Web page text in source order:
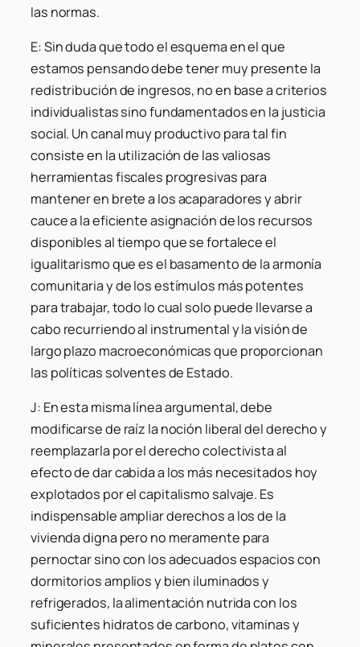
las normas.
E: Sin duda que todo el esquema en el que
estamos pensando debe tener muy presente la
redistribución de ingresos, no en base a criterios
individualistas sino fundamentados en la justicia
social. Un canal muy productivo para tal fin
consiste en la utilización de las valiosas
herramientas fiscales progresivas para
mantener en brete a los acaparadores y abrir
cauce a la eficiente asignación de los recursos
disponibles al tiempo que se fortalece el
igualitarismo que es el basamento de la armonía
comunitaria y de los estímulos más potentes
para trabajar, todo lo cual solo puede llevarse a
cabo recurriendo al instrumental y la visión de
largo plazo macroeconómicas que proporcionan
las políticas solventes de Estado.
J: En esta misma línea argumental, debe
modificarse de raíz la noción liberal del derecho y
reemplazarla por el derecho colectivista al
efecto de dar cabida a los más necesitados hoy
explotados por el capitalismo salvaje. Es
indispensable ampliar derechos a los de la
vivienda digna pero no meramente para
pernoctar sino con los adecuados espacios con
dormitorios amplios y bien iluminados y
refrigerados, la alimentación nutrida con los
suficientes hidratos de carbono, vitaminas y